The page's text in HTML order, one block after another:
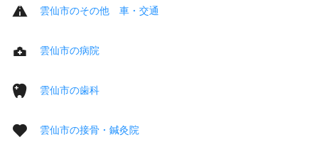
雲仙市のその他 車・交通
雲仙市の病院
雲仙市の歯科
雲仙市の接骨・鍼灸院